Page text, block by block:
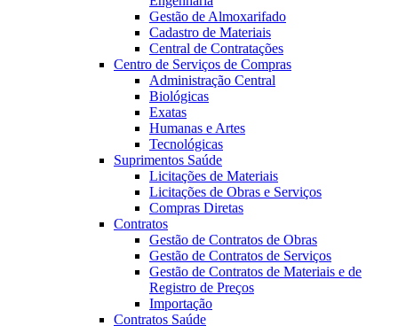
Gestão de Almoxarifado
Cadastro de Materiais
Central de Contratações
Centro de Serviços de Compras
Administração Central
Biológicas
Exatas
Humanas e Artes
Tecnológicas
Suprimentos Saúde
Licitações de Materiais
Licitações de Obras e Serviços
Compras Diretas
Contratos
Gestão de Contratos de Obras
Gestão de Contratos de Serviços
Gestão de Contratos de Materiais e de
Registro de Preços
Importação
Contratos Saúde